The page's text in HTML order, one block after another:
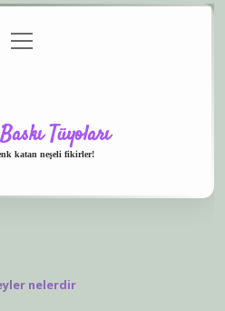
menüyü
aç
Tüyoları
katan neşeli fikirler!
nelerdir